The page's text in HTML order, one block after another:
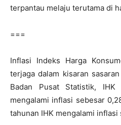
terpantau melaju terutama di
===
Inflasi Indeks Harga
terjaga dalam kisaran sasaran
Badan Pusat Statistik,
mengalami inflasi sebesar
tahunan IHK mengalami inflasi